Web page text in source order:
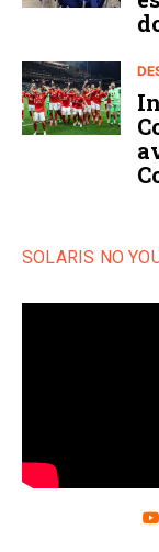
SOLARIS NO